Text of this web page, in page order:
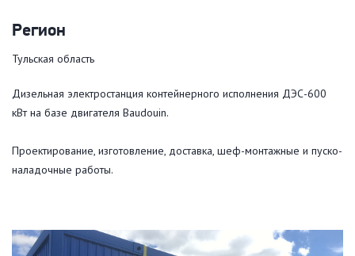
Регион
Тульская область
Дизельная электростанция контейнерного исполнения ДЭС-600
кВт на базе двигателя Baudouin.
Проектирование, изготовление, доставка, шеф-монтажные и пуско-
наладочные работы.